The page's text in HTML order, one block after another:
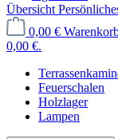
Übersicht
0,00 €
0,00 €.
Feuerschalen
Holzlager
Lampen